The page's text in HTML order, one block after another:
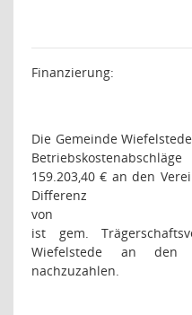
Finanzierung:
Die Gemeinde
159.203,40 € an den
von
ist gem.
Wiefelstede an
nachzuzahlen.